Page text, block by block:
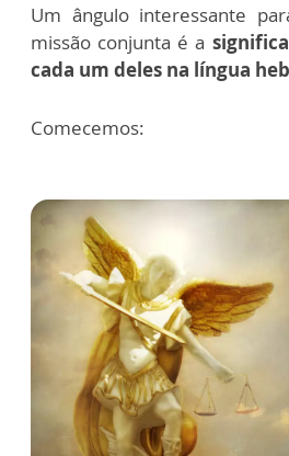
Um ângulo interessante
missão conjunta é a
cada um deles na língua
Comecemos: